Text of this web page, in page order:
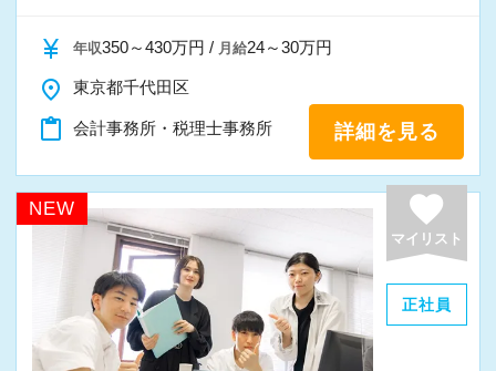
また、職員一人ひとりが仕事にやりがいや成長
を感じながら、安心して長く働ける事務所であ
りたいと考えています。
私たちと一緒に成長しながら働いてみません
か。
ご応募をお待ちしております！
currency_yen 年収350～430万円 / 月給24～30万円
place 東京都千代田区
content_paste 会計事務所・税理士事務所 詳細を見る
NEW favorite
マイリスト
正社員